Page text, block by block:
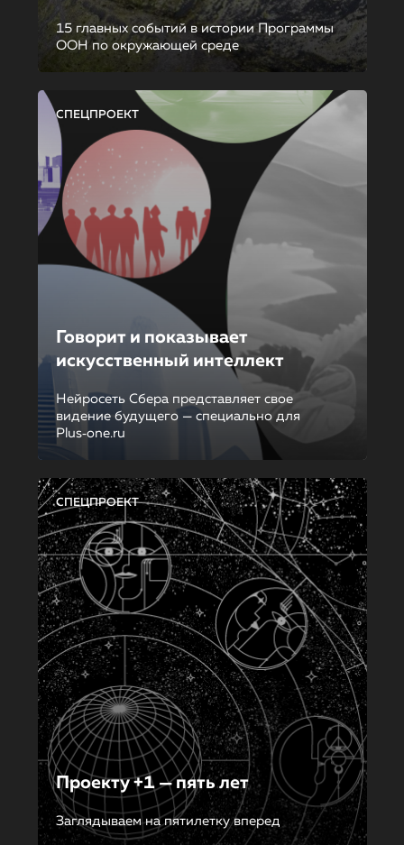
15 главных событий в истории Программы
ООН по окружающей среде
СПЕЦПРОЕКТ
Говорит и показывает
искусственный интеллект
Нейросеть Сбера представляет свое
видение будущего — специально для
Plus‑one.ru
СПЕЦПРОЕКТ
Проекту +1 — пять лет
Заглядываем на пятилетку вперед